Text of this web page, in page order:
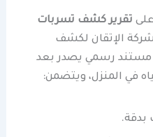
تقرير كشف تسربات
الإتقان لكشف
مستند رسمي يصدر بعد
في المنزل، ويتضمن:
بدقة.